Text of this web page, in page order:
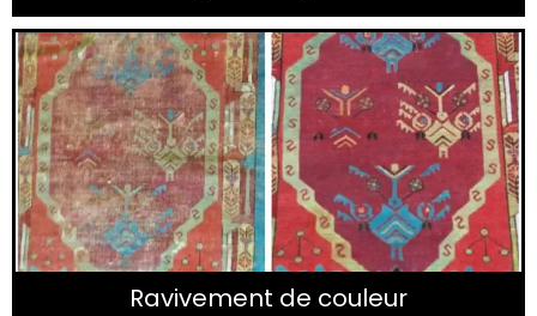
Ravivement de couleur